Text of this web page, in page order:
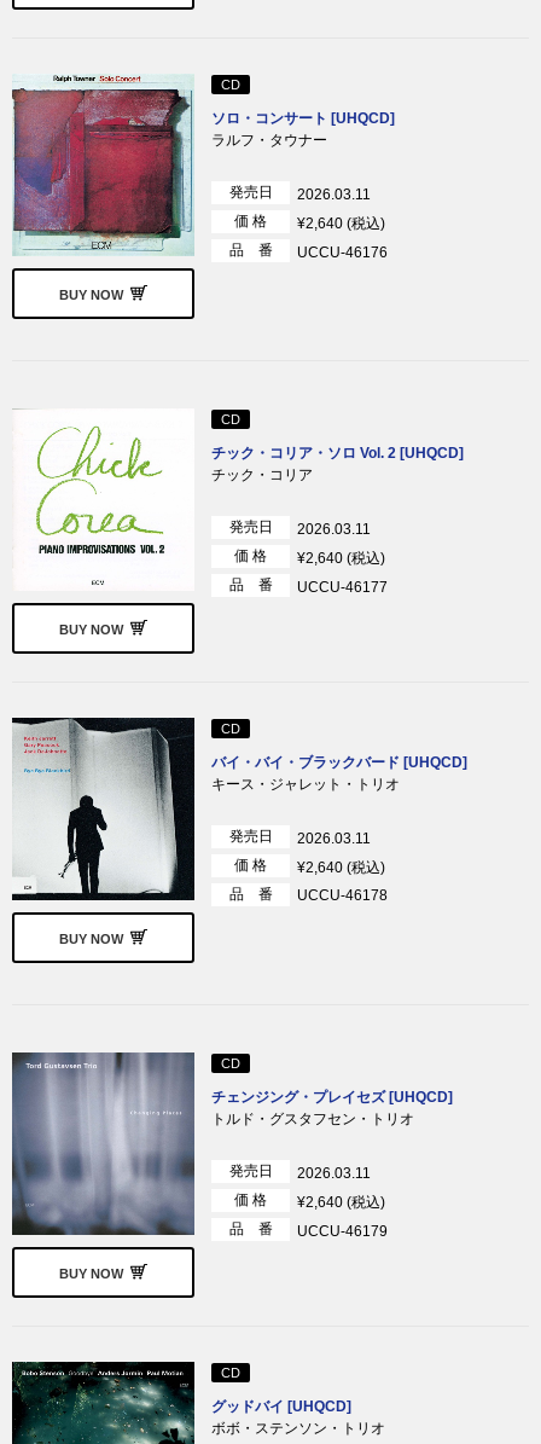
BUY NOW
CD
ソロ・コンサート [UHQCD]
ラルフ・タウナー
発売日
2026.03.11
価 格
¥2,640 (税込)
品 番
UCCU-46176
BUY NOW
CD
チック・コリア・ソロ Vol. 2 [UHQCD]
チック・コリア
発売日
2026.03.11
価 格
¥2,640 (税込)
品 番
UCCU-46177
BUY NOW
CD
バイ・バイ・ブラックバード [UHQCD]
キース・ジャレット・トリオ
発売日
2026.03.11
価 格
¥2,640 (税込)
品 番
UCCU-46178
BUY NOW
CD
チェンジング・プレイセズ [UHQCD]
トルド・グスタフセン・トリオ
発売日
2026.03.11
価 格
¥2,640 (税込)
品 番
UCCU-46179
CD
グッドバイ [UHQCD]
ボボ・ステンソン・トリオ